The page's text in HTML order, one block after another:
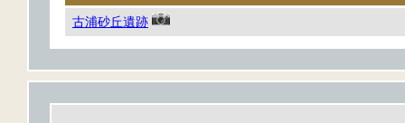
古浦砂丘遺跡